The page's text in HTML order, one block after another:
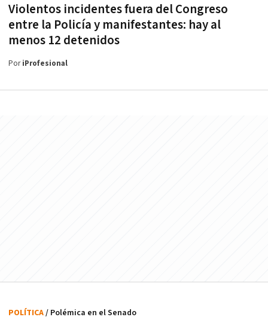
Violentos incidentes fuera del Congreso
entre la Policía y manifestantes: hay al
menos 12 detenidos
PoriProfesional
POLÍTICA/ Polémica en el Senado